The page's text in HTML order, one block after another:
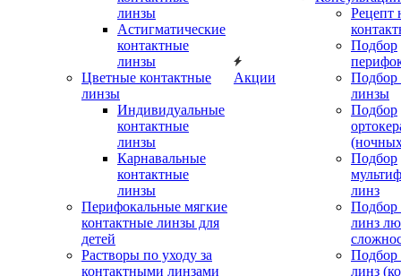
линзы
Астигматические
контактные
линзы
Цветные контактные
линзы
Индивидуальные
контактные
линзы
Карнавальные
контактные
линзы
Перифокальные мягкие
контактные линзы для
детей
Растворы по уходу за
контактными линзами
Акции
Рецепт
Подбор
Подбор
линзы
Подбор
Подбор
линз
Подбор
линз
Подбор
линз